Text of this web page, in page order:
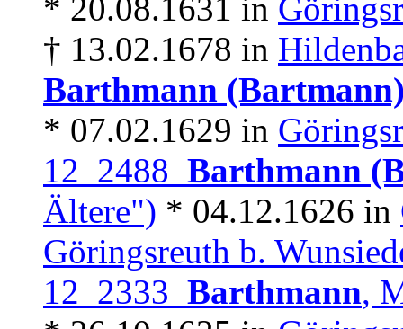
* 20.08.1631 in
† 13.02.1678 in
Barthmann
* 07.02.1629 in
12 2488 Barthmann
Ältere") * 04.12.1626 in
Göringsreuth b.
12 2333 Barthmann,